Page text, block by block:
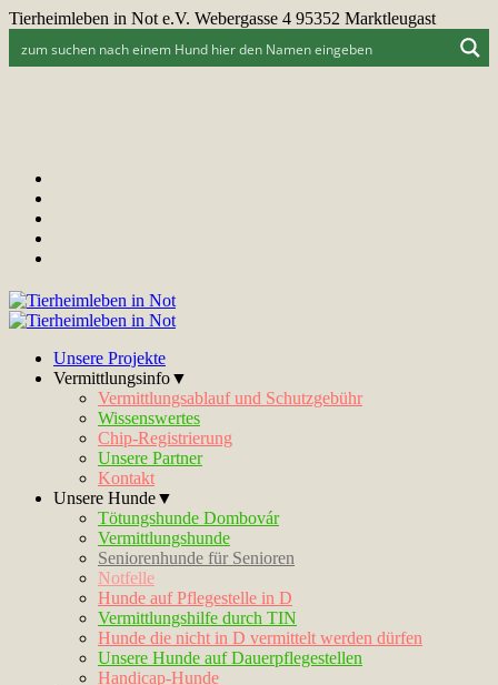
Tierheimleben in Not e.V. Webergasse 4 95352 Marktleugast
Unsere Projekte
Vermittlungsinfo▼
Vermittlungsablauf und Schutzgebühr
Wissenswertes
Chip-Registrierung
Unsere Partner
Kontakt
Unsere Hunde▼
Tötungshunde Dombovár
Vermittlungshunde
Seniorenhunde für Senioren
Notfelle
Hunde auf Pflegestelle in D
Vermittlungshilfe durch TIN
Hunde die nicht in D vermittelt werden dürfen
Unsere Hunde auf Dauerpflegestellen
Handicap-Hunde